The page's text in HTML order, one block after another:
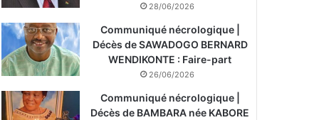
28/06/2026
Communiqué nécrologique |
Décès de SAWADOGO BERNARD
WENDIKONTE : Faire-part
26/06/2026
Communiqué nécrologique |
Décès de BAMBARA née KABORE